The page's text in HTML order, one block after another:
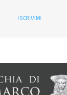
ISCRIVIMI